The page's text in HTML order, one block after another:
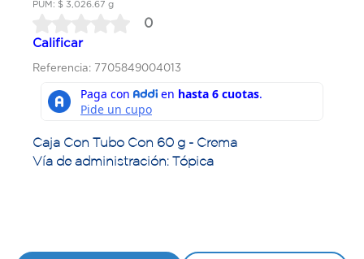
PUM: $ 3,026.67 g
0
Calificar
Referencia: 7705849004013
Caja Con Tubo Con 60 g - Crema
Vía de administración: Tópica